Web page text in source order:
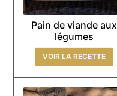
Pain de viande aux
légumes
VOIR LA RECETTE